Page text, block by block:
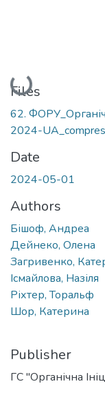
Loading...
Files
62.
2024-
Date
2024-05-01
Authors
Бішоф, Андреа
Дейнеко, Олена
Загривенко,
Ісмайловa, Назіля
Ріхтер, Торальф
Шор, Катерина
Publisher
ГС "Органічна